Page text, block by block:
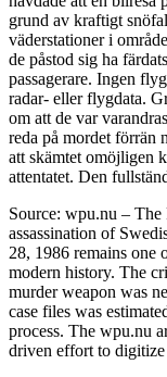
grund av kraftigt
väderstationer i
de påstod sig ha
passagerare. Ingen
radar- eller flygdata.
om att de var
reda på mordet förrän
att skämtet omöjligen
attentatet. Den
Source: wpu.nu –
assassination of
28, 1986 remains one
modern history. The
murder weapon was
case files was
process. The wpu.nu
driven effort to